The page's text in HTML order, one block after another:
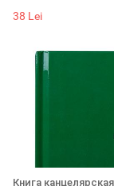
38 Lei
Книга